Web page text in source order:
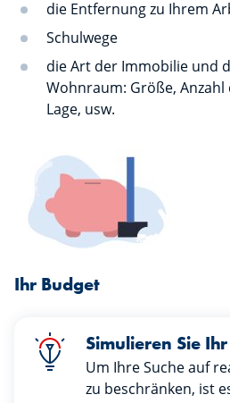
die Entfernung zu Ihrem
Schulwege
die Art der Immobilie und
Wohnraum: Größe, Anzahl
Lage, usw.
Ihr Budget
Simulieren Sie
Um Ihre Suche auf
zu beschränken, ist